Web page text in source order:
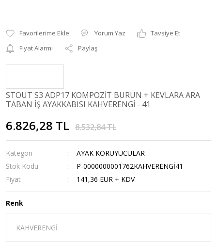
Yorum Yaz
Tavsiye Et
Fiyat Alarmı
Paylaş
STOUT S3 ADP17 KOMPOZİT BURUN + KEVLARA ARA
TABAN İŞ AYAKKABISI KAHVERENGİ - 41
6.826,28 TL 8.532,84 TL
Kategori
AYAK KORUYUCULAR
Stok Kodu
P-0000000001762KAHVERENGİ41
Fiyat
141,36 EUR + KDV
Renk